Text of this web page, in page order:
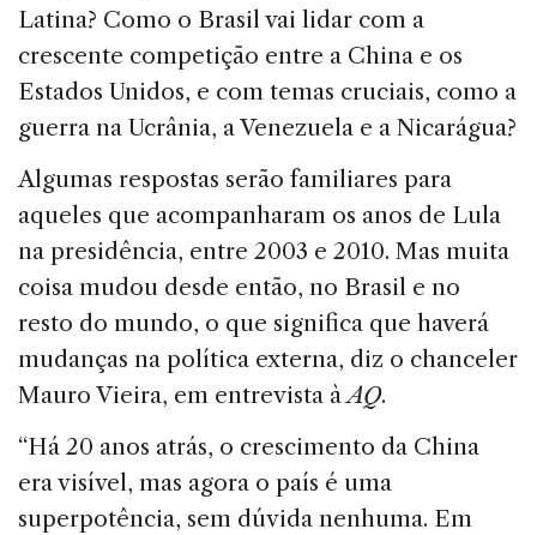
Latina? Como o Brasil vai lidar com a
crescente competição entre a China e os
Estados Unidos, e com temas cruciais, como a
guerra na Ucrânia, a Venezuela e a Nicarágua?
Algumas respostas serão familiares para
aqueles que acompanharam os anos de Lula
na presidência, entre 2003 e 2010. Mas muita
coisa mudou desde então, no Brasil e no
resto do mundo, o que significa que haverá
mudanças na política externa, diz o chanceler
Mauro Vieira, em entrevista àAQ.
“Há 20 anos atrás, o crescimento da China
era visível, mas agora o país é uma
superpotência, sem dúvida nenhuma. Em